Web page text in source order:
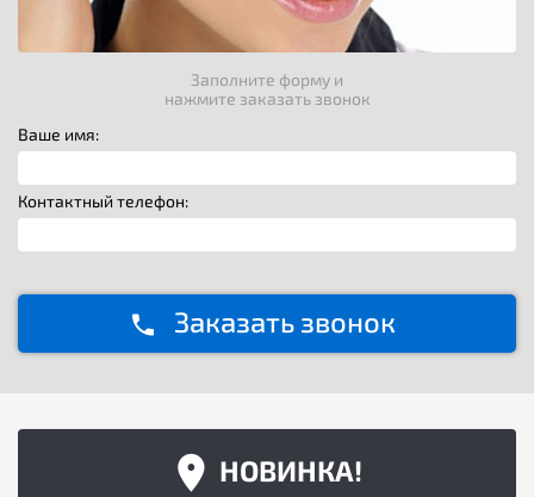
Заполните форму и
нажмите заказать звонок
Ваше имя:
Контактный телефон:
Заказать звонок
НОВИНКА!